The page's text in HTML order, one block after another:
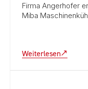
Firma Angerhofer
Miba
Weiterlesen